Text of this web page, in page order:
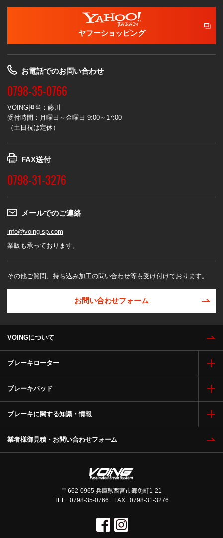
ヤフーショッピング
お電話でのお問い合わせ
0798-35-0766
VOING担当：藤川
受付時間：月曜日～金曜日 9:00～17:00
（土日祝は定休）
FAX送付
0798-31-3276
メールでのご連絡
info@voing-sp.com
業販も承っております。
その他ご質問、持ち込み加工の問い合わせ等も受け付けております。
お問い合わせフォーム
VOINGについて
ブレーキローター
ブレーキパッド
ブレーキに関する知識・情報
業者様御見積・お問い合わせフォーム
〒662-0965 兵庫県西宮市郷免町1-21
TEL : 0798-35-0766 FAX : 0798-31-3276